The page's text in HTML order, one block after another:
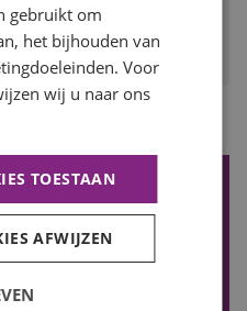
ontvangen?
je mail ontvangen? Schrijf je
ONTVANGEN
gebruikt om
het bijhouden van
Voor
wij u naar ons
TOESTAAN
AFWIJZEN